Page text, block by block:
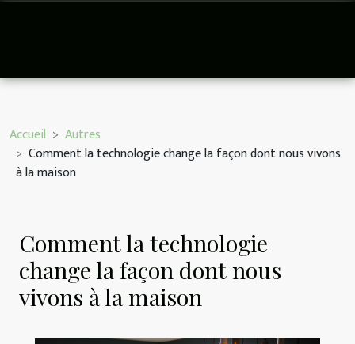
Accueil
Autres
Comment la technologie change la façon dont nous vivons
à la maison
Comment la technologie
change la façon dont nous
vivons à la maison